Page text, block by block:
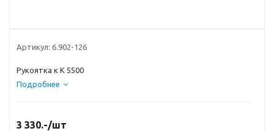
Артикул: 6.902-126
Рукоятка к К 5500
Подробнее
3 330.-/шт